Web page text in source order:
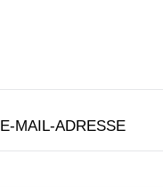
E-MAIL-ADRESSE